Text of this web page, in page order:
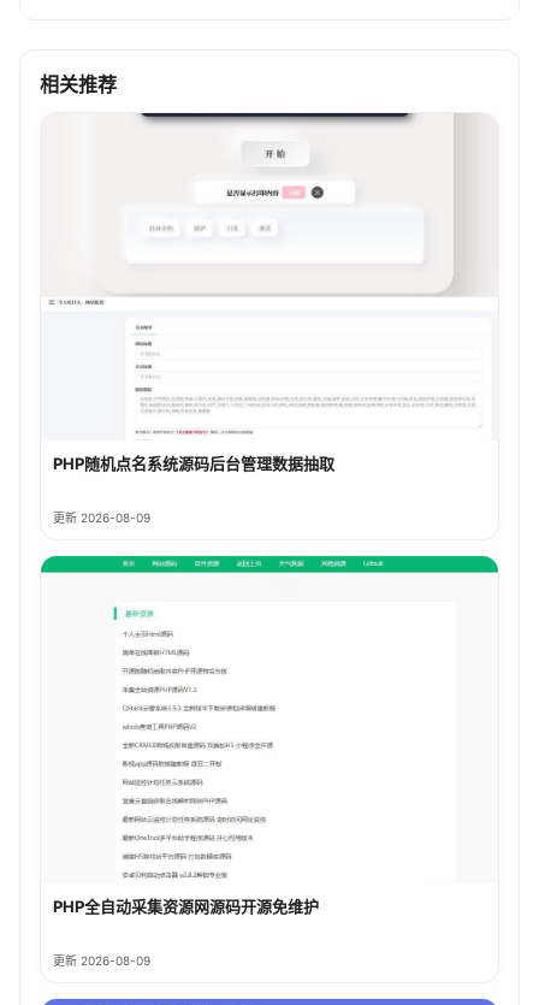
相关推荐
PHP随机点名系统源码后台管理数据抽取
更新 2026-08-09
PHP全自动采集资源网源码开源免维护
更新 2026-08-09